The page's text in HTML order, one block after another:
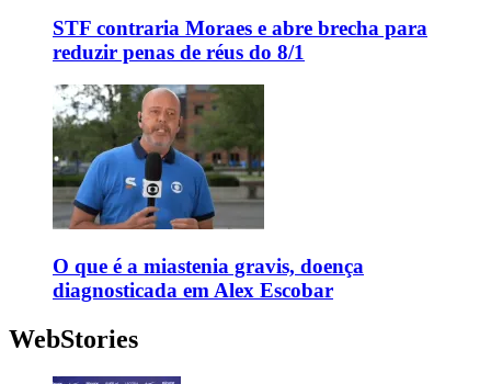
STF contraria Moraes e abre brecha para
reduzir penas de réus do 8/1
O que é a miastenia gravis, doença
diagnosticada em Alex Escobar
WebStories